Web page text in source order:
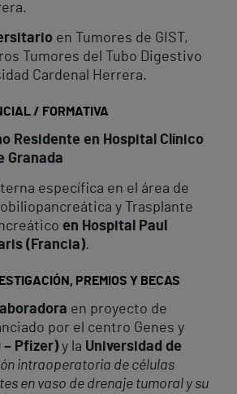
en Tumores de GIST,
Tumores del Tubo Digestivo
Cardenal Herrera.
/ FORMATIVA
Residente en Hospital Clínico
Granada
específica en el área de
y Trasplante
en Hospital Paul
(Francia).
PREMIOS Y BECAS
en proyecto de
por el centro Genes y
– Pfizer)y la Universidad de
intraoperatoria de células
en vaso de drenaje tumoral y su